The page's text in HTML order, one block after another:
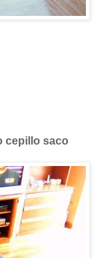
cepillo saco